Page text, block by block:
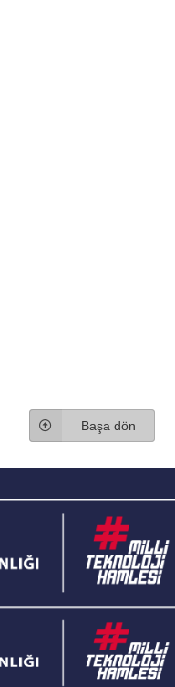
Başa dön